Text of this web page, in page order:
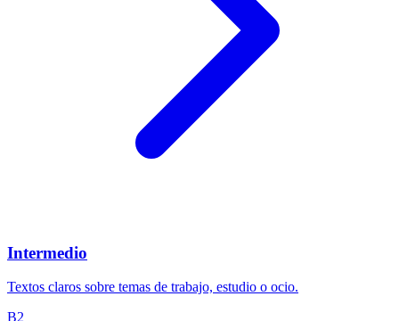
Intermedio
Textos claros sobre temas de trabajo, estudio o ocio.
B2